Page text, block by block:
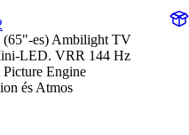
(65"-es) Ambilight TV
LED. VRR 144 Hz
Picture Engine
és Atmos